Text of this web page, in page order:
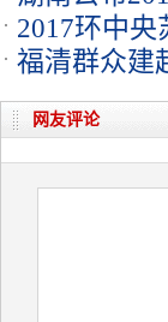
2017环中央
福清群众建
网友评论